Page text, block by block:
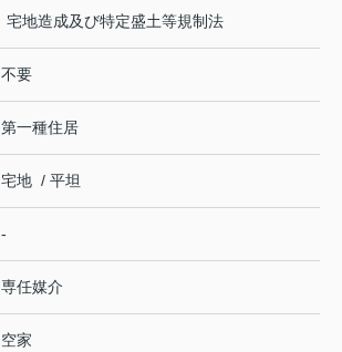
宅地造成及び特定盛土等規制法
不要
第一種住居
宅地 / 平坦
-
専任媒介
空家